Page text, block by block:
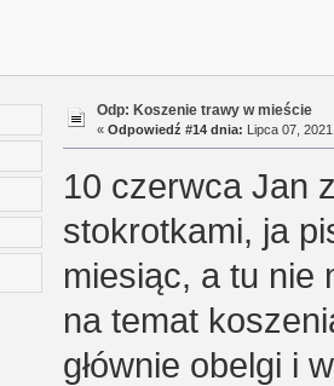
Odp: Koszenie trawy w mieście
« Odpowiedź #14 dnia: Lipca 07,
10 czerwca Jan
stokrotkami, ja
miesiąc, a tu nie
na temat
głównie obelgi i